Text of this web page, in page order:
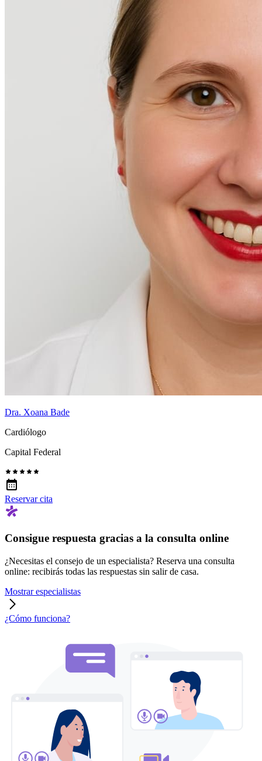
Dra. Xoana Bade
Cardiólogo
Capital Federal
Reservar cita
Consigue respuesta gracias a la consulta online
¿Necesitas el consejo de un especialista? Reserva una consulta
online: recibirás todas las respuestas sin salir de casa.
Mostrar especialistas
¿Cómo funciona?